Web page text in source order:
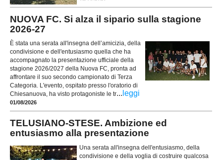
NUOVA FC. Si alza il sipario sulla stagione
2026-27
È stata una serata all'insegna dell’amicizia, della
condivisione e dell'entusiasmo quella che ha
accompagnato la presentazione ufficiale della
stagione 2026/2027 della Nuova FC, pronta ad
affrontare il suo secondo campionato di Terza
Categoria. L'evento, ospitato presso l'oratorio di
Chiesanuova, ha visto protagoniste le tr... leggi
01/08/2026
TELUSIANO-STESE. Ambizione ed
entusiasmo alla presentazione
Una serata all'insegna dell'entusiasmo, della
condivisione e della voglia di costruire qualcosa